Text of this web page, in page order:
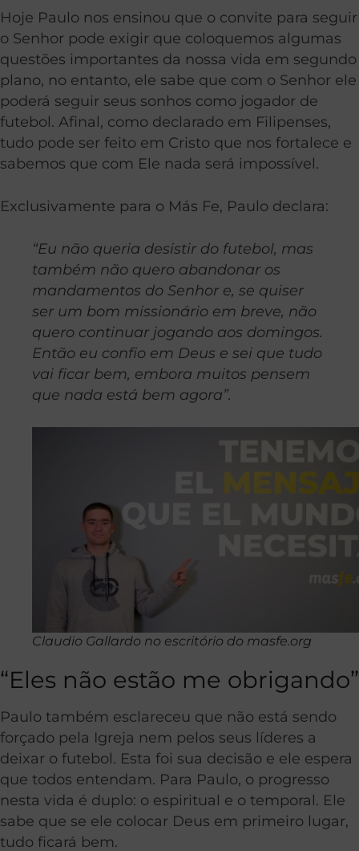
Hoje Paulo nos ensinou que o convite para seguir
o Senhor pode exigir que coloquemos algumas
questões importantes da nossa vida em segundo
plano, no entanto, ele sabe que com o Senhor ele
poderá seguir seus sonhos como jogador de
futebol. Afinal, como declarado em Filipenses,
tudo pode ser feito em Cristo que nos fortalece e
sabemos que com Ele nada será impossível.
Exclusivamente para o Más Fe, Paulo declara:
“Eu não queria desistir do futebol, mas
também não quero abandonar os
mandamentos do Senhor e, se quiser
ser um bom missionário em breve, não
quero continuar jogando aos domingos.
Então eu confio em Deus e sei que tudo
vai ficar bem, embora muitos pensem
que nada está bem agora”.
Claudio Gallardo no escritório do masfe.org
“Eles não estão me obrigando”
Paulo também esclareceu que não está sendo
forçado pela Igreja nem pelos seus líderes a
deixar o futebol. Esta foi sua decisão e ele espera
que todos entendam. Para Paulo, o progresso
nesta vida é duplo: o espiritual e o temporal. Ele
sabe que se ele colocar Deus em primeiro lugar,
tudo ficará bem.